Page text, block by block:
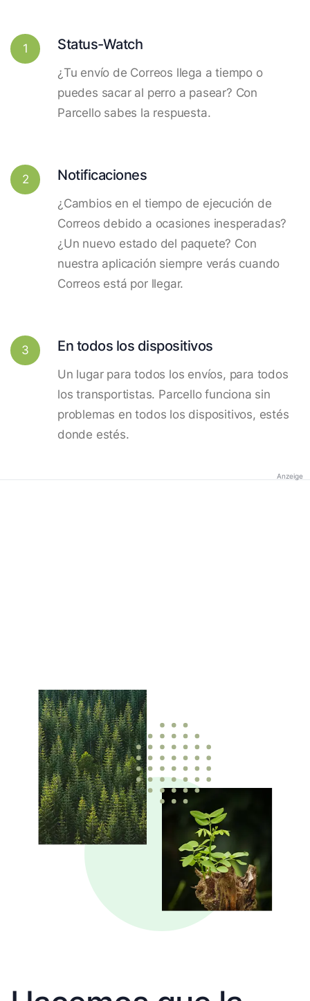
1 Status-Watch
¿Tu envío de Correos llega a tiempo o
puedes sacar al perro a pasear? Con
Parcello sabes la respuesta.
2 Notificaciones
¿Cambios en el tiempo de ejecución de
Correos debido a ocasiones inesperadas?
¿Un nuevo estado del paquete? Con
nuestra aplicación siempre verás cuando
Correos está por llegar.
3 En todos los dispositivos
Un lugar para todos los envíos, para todos
los transportistas. Parcello funciona sin
problemas en todos los dispositivos, estés
donde estés.
Anzeige